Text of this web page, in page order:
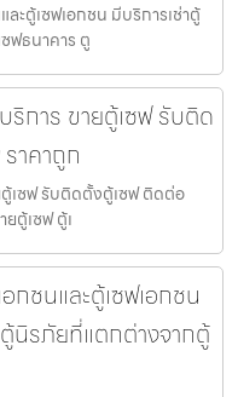
ะตู้เซฟเอกชน มีบริการเช่าตู้
ฟธนาคาร ตู
ริการ ขายตู้เซฟ รับติด
าคาถูก
ตู้เซฟ รับติดตั้งตู้เซฟ ติดต่อ
ตู้เซฟ ตู้เ
ชนและตู้เซฟเอกชน
ตู้นิรภัยที่แตกต่างจากตู้